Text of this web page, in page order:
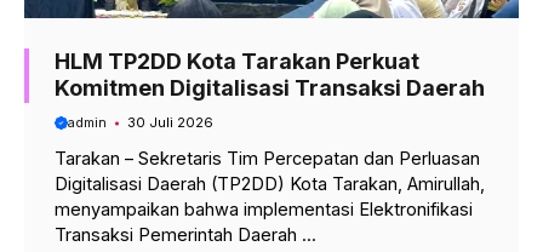
HLM TP2DD Kota Tarakan Perkuat
Komitmen Digitalisasi Transaksi Daerah
admin 30 Juli 2026
Tarakan – Sekretaris Tim Percepatan dan Perluasan
Digitalisasi Daerah (TP2DD) Kota Tarakan, Amirullah,
menyampaikan bahwa implementasi Elektronifikasi
Transaksi Pemerintah Daerah ...